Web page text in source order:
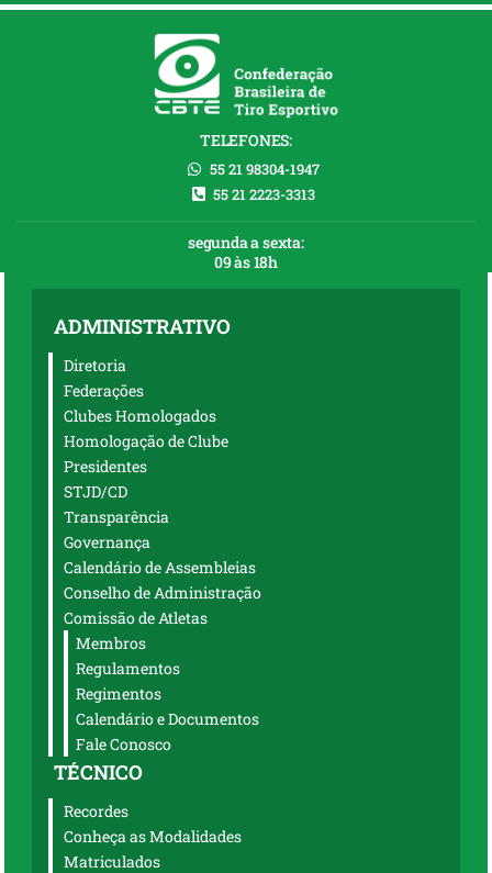
TELEFONES:
55 21 98304-1947
55 21 2223-3313
segunda a sexta:
09 às 18h
ADMINISTRATIVO
Diretoria
Federações
Clubes Homologados
Homologação de Clube
Presidentes
STJD/CD
Transparência
Governança
Calendário de Assembleias
Conselho de Administração
Comissão de Atletas
Membros
Regulamentos
Regimentos
Calendário e Documentos
Fale Conosco
TÉCNICO
Recordes
Conheça as Modalidades
Matriculados